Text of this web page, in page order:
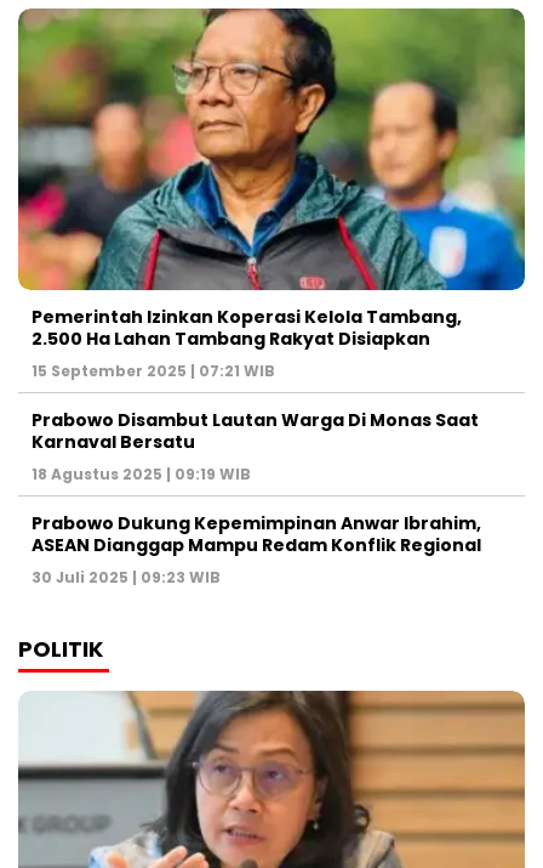
Pemerintah Izinkan Koperasi Kelola Tambang,
2.500 Ha Lahan Tambang Rakyat Disiapkan
15 September 2025 | 07:21 WIB
Prabowo Disambut Lautan Warga Di Monas Saat
Karnaval Bersatu
18 Agustus 2025 | 09:19 WIB
Prabowo Dukung Kepemimpinan Anwar Ibrahim,
ASEAN Dianggap Mampu Redam Konflik Regional
30 Juli 2025 | 09:23 WIB
POLITIK